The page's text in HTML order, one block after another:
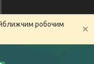
робочим